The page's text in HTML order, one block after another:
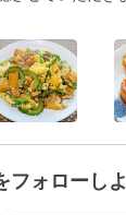
フォローし